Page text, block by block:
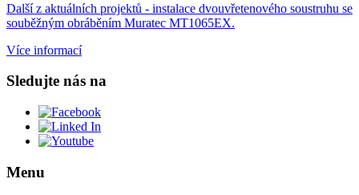
Další z aktuálních projektů - instalace dvouvřetenového soustruhu se
souběžným obráběním Muratec MT1065EX.
Více informací
Sledujte nás na
Menu